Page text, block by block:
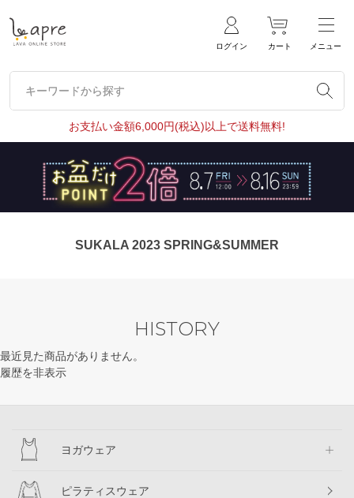
ログイン カート メニュー
キーワードから探す
キーワードから探す
お支払い金額6,000円(税込)以上で送料無料!
SUKALA 2023 SPRING&SUMMER
HISTORY
最近見た商品がありません。
履歴を非表示
ヨガウェア
ピラティスウェア